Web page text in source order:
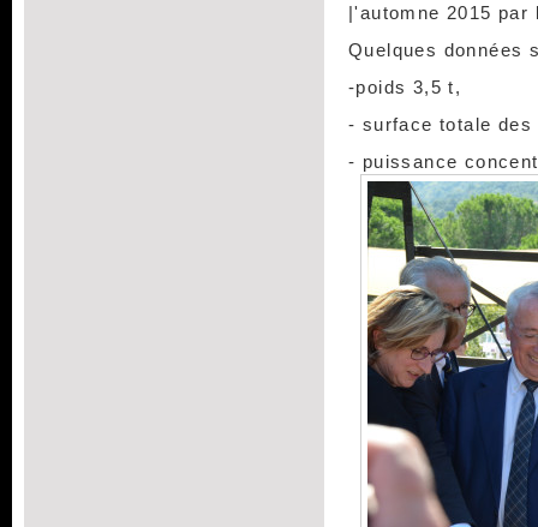
|'automne 2015
Quelques
-poids 3,5 t,
- surface totale des
- puissance